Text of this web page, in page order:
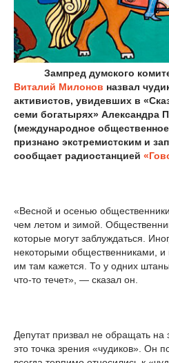
Зампред думского
Виталий Милонов назвал
активистов, увидевших в
семи богатырях» Александра
(международное
признано экстремистским и
сообщает радиостанцией
«Весной и осенью
чем летом и зимой.
которые могут заблуждаться.
некоторыми общественниками, и
им там кажется. То у одних
что-то течет», — сказал он.
Депутат призвал не обращать на
это точка зрения «чудиков». Он